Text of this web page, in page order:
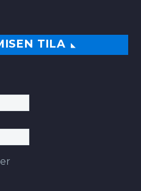
TILA